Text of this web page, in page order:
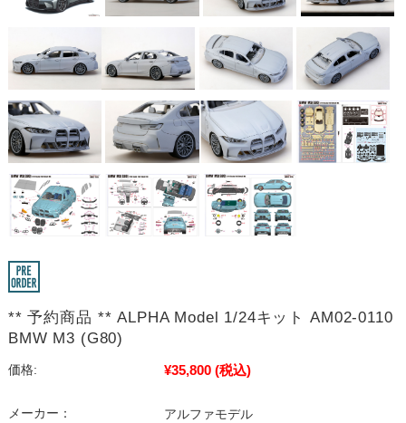
** 予約商品 ** ALPHA Model 1/24キット AM02-0110
BMW M3 (G80)
価格: ¥35,800 (税込)
メーカー：
アルファモデル